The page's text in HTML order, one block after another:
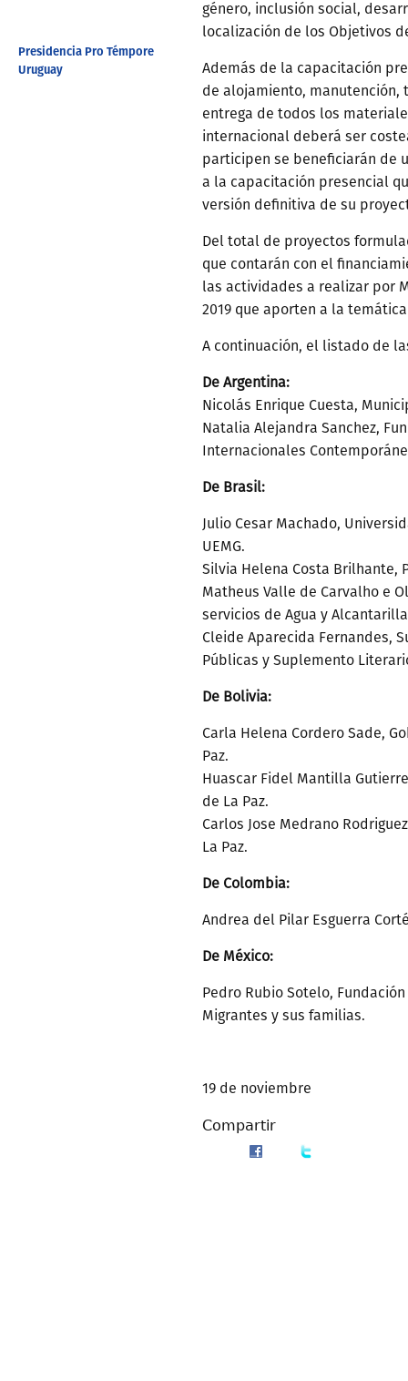
Presidencia Pro Témpore
Uruguay
género, inclusión social,
localización de los Objetivos
Además de la capacitación
de alojamiento, manutención,
entrega de todos los
internacional deberá ser
participen se beneficiarán de
a la capacitación presencial
versión definitiva de su
Del total de proyectos
que contarán con el
las actividades a realizar por
2019 que aporten a la
A continuación, el listado de
De Argentina:
Nicolás Enrique Cuesta,
Natalia Alejandra Sanchez,
Internacionales
De Brasil:
Julio Cesar Machado,
UEMG.
Silvia Helena Costa Brilhante,
Matheus Valle de Carvalho e
servicios de Agua y
Cleide Aparecida Fernandes,
Públicas y Suplemento
De Bolivia:
Carla Helena Cordero Sade,
Paz.
Huascar Fidel Mantilla
de La Paz.
Carlos Jose Medrano
La Paz.
De Colombia:
Andrea del Pilar Esguerra
De México:
Pedro Rubio Sotelo,
Migrantes y sus familias.
19 de noviembre
Compartir